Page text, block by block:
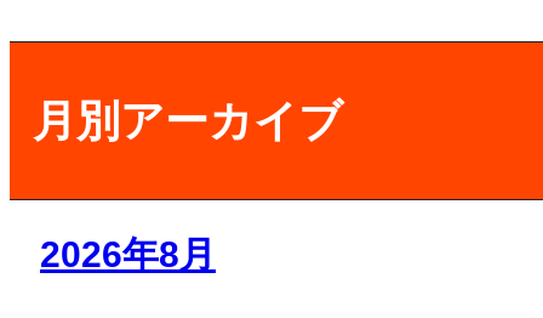
月別アーカイブ
2026年8月